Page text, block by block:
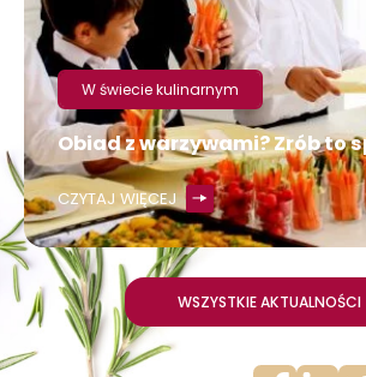
W świecie kulinarnym
Obiad z warzywami? Zrób to
CZYTAJ WIĘCEJ
WSZYSTKIE AKTUALNOŚCI